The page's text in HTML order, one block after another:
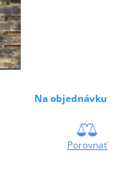
Na objednávku
Porovnať